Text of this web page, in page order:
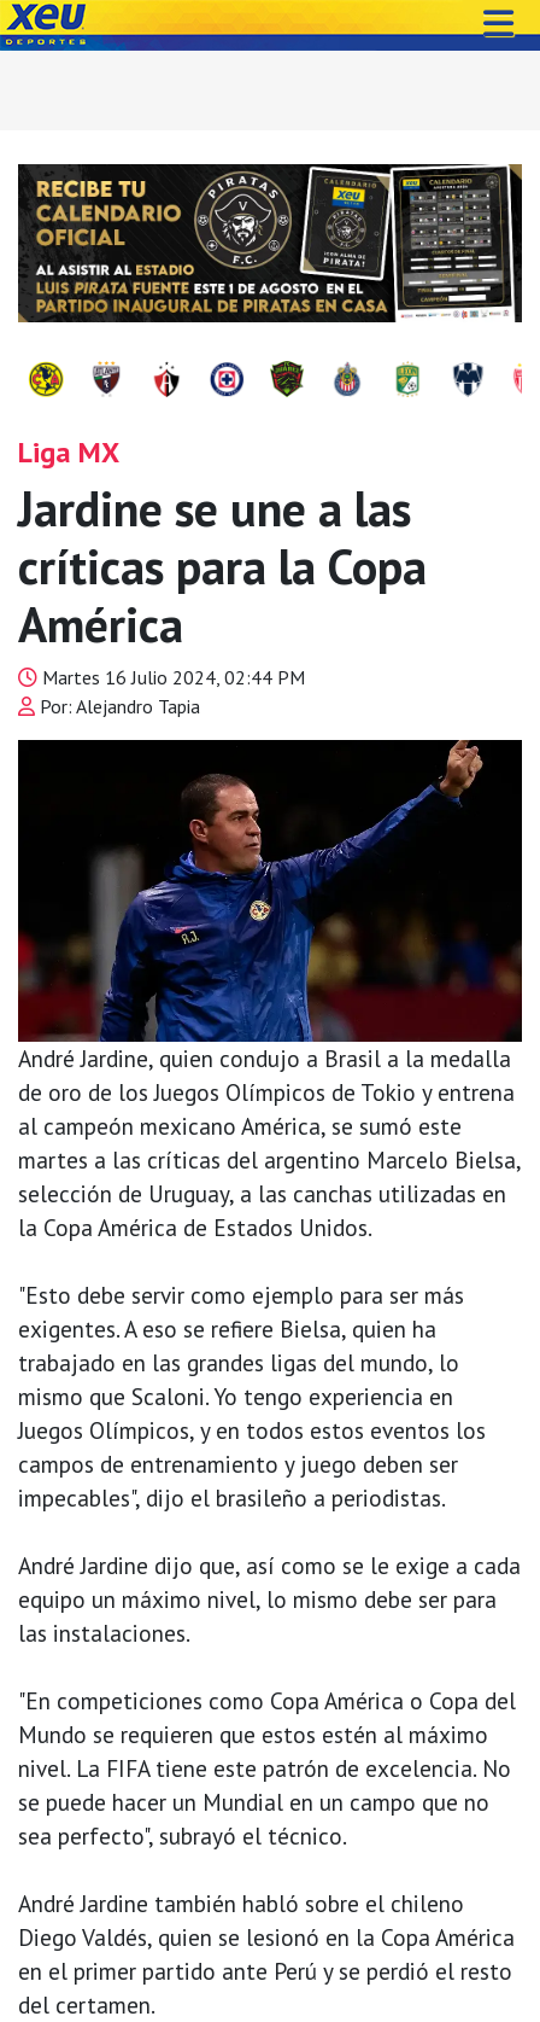
Liga MX
Jardine se une a las
críticas para la Copa
América
Martes 16 Julio 2024, 02:44 PM
Por: Alejandro Tapia
André Jardine, quien condujo a Brasil a la medalla
de oro de los Juegos Olímpicos de Tokio y entrena
al campeón mexicano América, se sumó este
martes a las críticas del argentino Marcelo Bielsa,
selección de Uruguay, a las canchas utilizadas en
la Copa América de Estados Unidos.
"Esto debe servir como ejemplo para ser más
exigentes. A eso se refiere Bielsa, quien ha
trabajado en las grandes ligas del mundo, lo
mismo que Scaloni. Yo tengo experiencia en
Juegos Olímpicos, y en todos estos eventos los
campos de entrenamiento y juego deben ser
impecables", dijo el brasileño a periodistas.
André Jardine dijo que, así como se le exige a cada
equipo un máximo nivel, lo mismo debe ser para
las instalaciones.
"En competiciones como Copa América o Copa del
Mundo se requieren que estos estén al máximo
nivel. La FIFA tiene este patrón de excelencia. No
se puede hacer un Mundial en un campo que no
sea perfecto", subrayó el técnico.
André Jardine también habló sobre el chileno
Diego Valdés, quien se lesionó en la Copa América
en el primer partido ante Perú y se perdió el resto
del certamen.